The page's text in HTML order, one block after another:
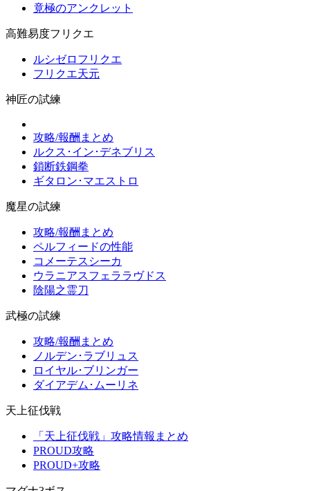
竟極のアンクレット
高難易度フリクエ
ルシゼロフリクエ
フリクエ天元
神匠の試練
攻略/報酬まとめ
ルクス･イン･デネブリス
鎖断鉄鋼拳
ギタロン･マエストロ
魔星の試練
攻略/報酬まとめ
ペルフィードの性能
コメーテスシーカ
ウラニアスフェララヴドス
陰陽之霊刀
武極の試練
攻略/報酬まとめ
ノルデン･ラブリュス
ロイヤル･ブリンガー
ダイアデム･ムーリネ
天上征伐戦
「天上征伐戦」攻略情報まとめ
PROUD攻略
PROUD+攻略